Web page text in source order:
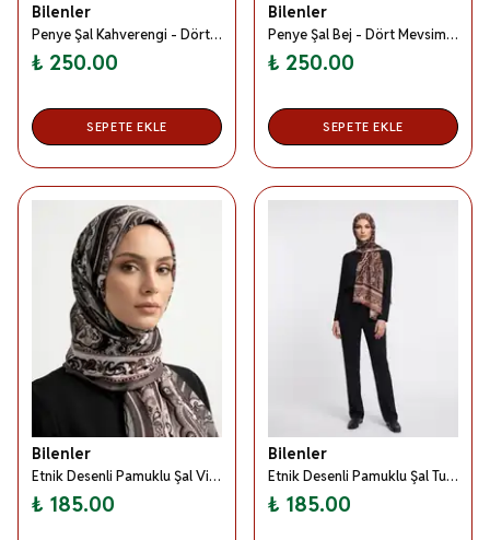
Bilenler
Penye Şal Kahverengi - Dört Mevsim- Yumuşak Dokulu
₺ 250.00
SEPETE EKLE
Bilenler
Penye Şal Bej - Dört Mevsim- Yumuşak Dokulu
₺ 250.00
SEPETE EKLE
Bilenler
Etnik Desenli Pamuklu Şal Vizon
₺ 185.00
Bilenler
Etnik Desenli Pamuklu Şal Turuncu
₺ 185.00